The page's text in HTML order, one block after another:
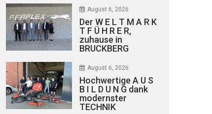
August 6, 2026
Der W E L T M A R K
T F Ü H R E R,
zuhause in
BRUCKBERG
August 6, 2026
Hochwertige A U S
B I L D U N G dank
modernster
TECHNIK